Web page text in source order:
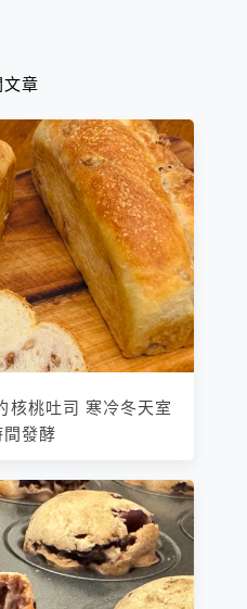
文章
核桃吐司 寒冷冬天室
間發酵